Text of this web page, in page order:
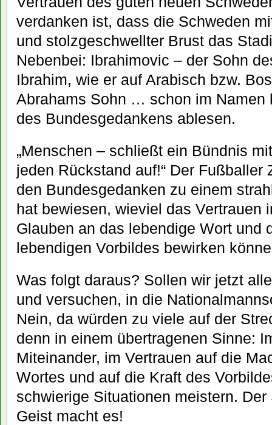
verdanken ist, dass die Schweden
und stolzgeschwellter Brust das
Nebenbei: Ibrahimovic – der Sohn
Ibrahim, wie er auf Arabisch bzw.
Abrahams Sohn … schon im Namen
des Bundesgedankens ablesen.
„Menschen – schließt ein Bündnis
jeden Rückstand auf!“ Der Fußballer
den Bundesgedanken zu einem
hat bewiesen, wieviel das Vertrauen
Glauben an das lebendige Wort und
lebendigen Vorbildes bewirken
Was folgt daraus? Sollen wir jetzt
und versuchen, in die
Nein, da würden zu viele auf der
denn in einem übertragenen Sinne:
Miteinander, im Vertrauen auf die
Wortes und auf die Kraft des
schwierige Situationen meistern.
Geist macht es!